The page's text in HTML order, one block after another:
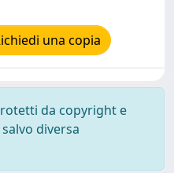
una copia
da copyright e
diversa